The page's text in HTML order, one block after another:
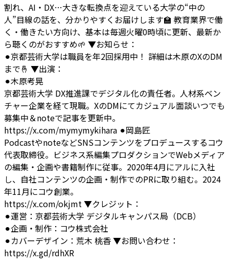
割れ、AI・DX…大きな転換点を迎えている大学の“中の
人”目線の話を、分かりやすくお届けします🏫 教育業界で働
く・働きたい方向け、基本は毎週火曜0時頃に更新、最新か
ら聴くのがおすすめ🌱 ▼お知らせ：
⚫︎京都芸術大学は職員を年2回採用中！ 詳細は木原のXのDM
まで🤞 ▼出演：
⚫︎木原考晃
京都芸術大学 DX推進課でデジタル化の責任者。人材系ベン
チャー企業を経て現職。XのDMにてカジュアル面談いつでも
募集中＆noteで記事を更新中。
https://x.com/mymymykihara ⚫︎岡島匠
PodcastやnoteなどSNSコンテンツをプロデュースするコウ
代表取締役。ビジネス系編集プロダクションでWebメディア
の編集・企画や書籍制作に従事。2020年4月にアルに入社
し、自社コンテンツの企画・制作でのPRに取り組む。2024
年11月にコウ創業。
https://x.com/okjmt▼クレジット：
⚫︎運営：京都芸術大学 デジタルキャンパス局（DCB）
⚫︎企画・制作：コウ株式会社
⚫︎カバーデザイン：荒木 桃香▼お問い合わせ：
https://x.gd/rdhXR